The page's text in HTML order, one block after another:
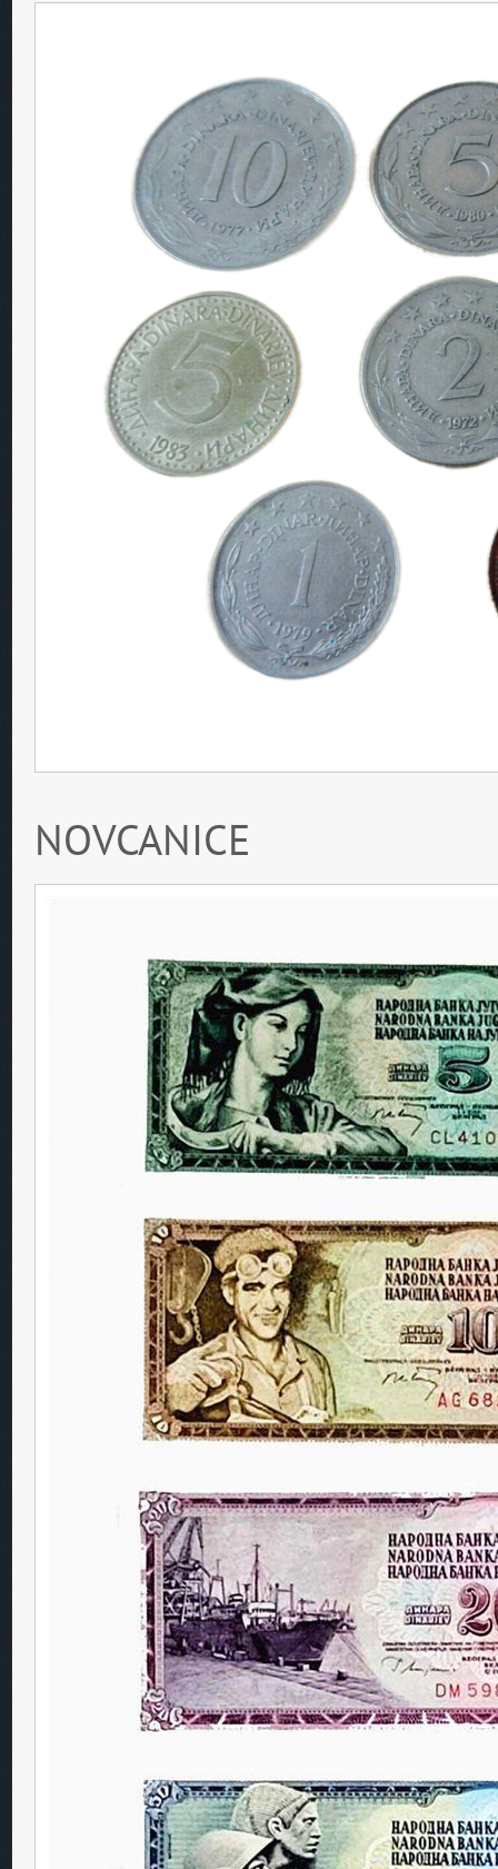
NOVCANICE